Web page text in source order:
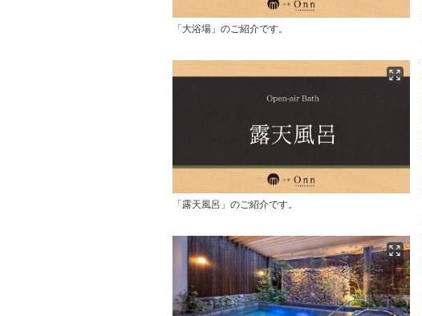
「大浴場」のご紹介です。
「露天風呂」のご紹介です。